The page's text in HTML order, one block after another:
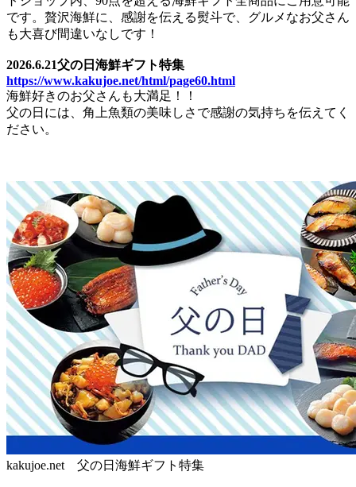
です。贅沢海鮮に、感謝を伝える熨斗で、グルメなお父さん
も大喜び間違いなしです！
2026.6.21父の日海鮮ギフト特集
https://www.kakujoe.net/html/page60.html
海鮮好きのお父さんも大満足！！
父の日には、角上魚類の美味しさで感謝の気持ちを伝えてく
ださい。
kakujoe.net 父の日海鮮ギフト特集